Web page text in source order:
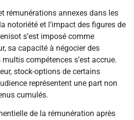
rémunérations annexes dans les
notoriété et l’impact des figures de
s’est imposé comme
sa capacité à négocier des
compétences s’est accrue.
stock-options de certains
représentent une part non
cumulés.
de la rémunération après